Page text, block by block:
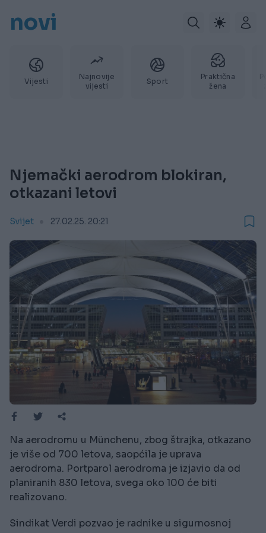
novi
Vijesti
Najnovije
vijesti
Sport
Praktična
žena
Njemački aerodrom blokiran,
otkazani letovi
Svijet 27.02.25. 20:21
Na aerodromu u Münchenu, zbog štrajka, otkazano
je više od 700 letova, saopćila je uprava
aerodroma. Portparol aerodroma je izjavio da od
planiranih 830 letova, svega oko 100 će biti
realizovano.
Sindikat Verdi pozvao je radnike u sigurnosnoj